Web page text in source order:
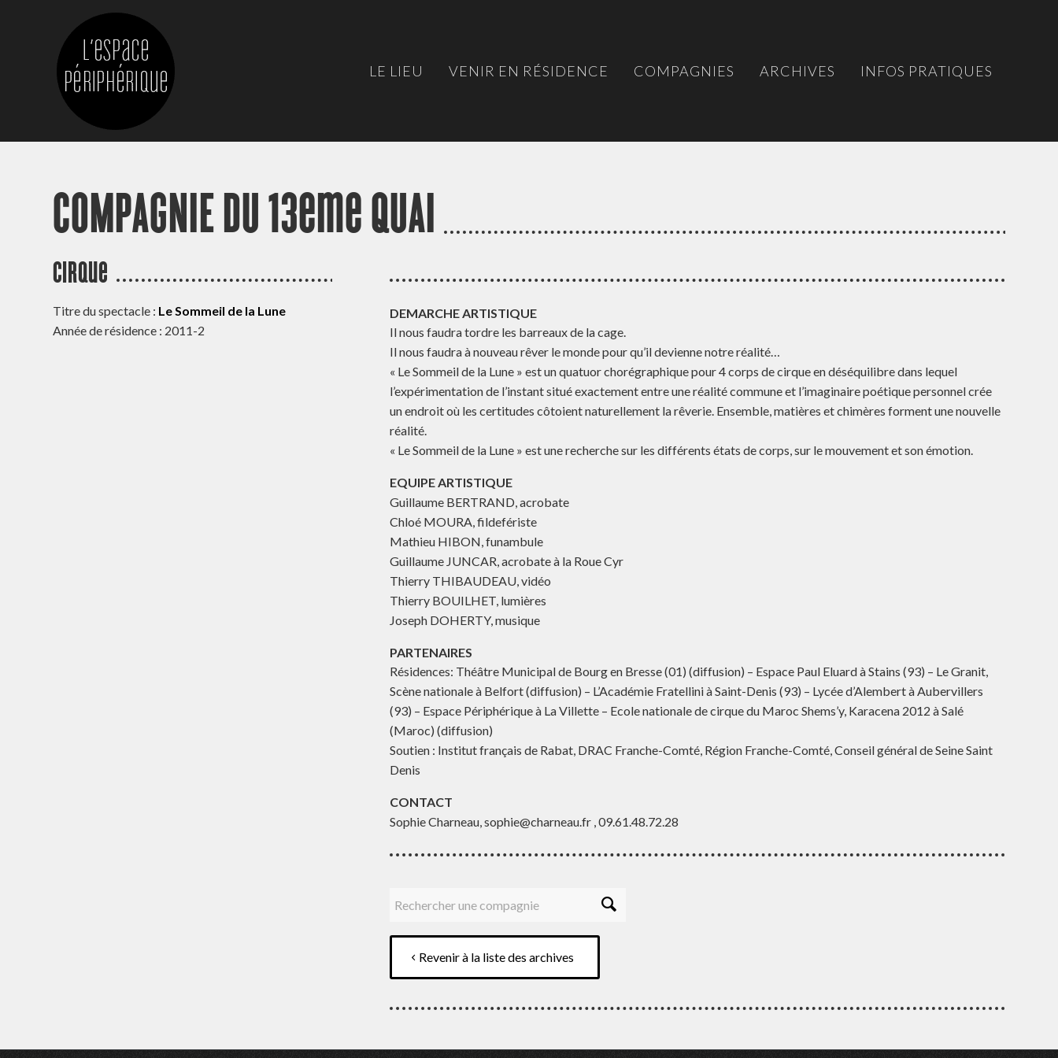
LE LIEU VENIR EN RÉSIDENCE COMPAGNIES ARCHIVES INFOS PRATIQUES
COMPAGNIE DU 13eme QUAI
Cirque
Titre du spectacle : Le Sommeil de la Lune
Année de résidence : 2011-2
DEMARCHE ARTISTIQUE
Il nous faudra tordre les barreaux de la cage.
Il nous faudra à nouveau rêver le monde pour qu’il devienne notre réalité…
« Le Sommeil de la Lune » est un quatuor chorégraphique pour 4 corps de cirque en déséquilibre dans lequel
l’expérimentation de l’instant situé exactement entre une réalité commune et l’imaginaire poétique personnel crée
un endroit où les certitudes côtoient naturellement la rêverie. Ensemble, matières et chimères forment une nouvelle
réalité.
« Le Sommeil de la Lune » est une recherche sur les différents états de corps, sur le mouvement et son émotion.
EQUIPE ARTISTIQUE
Guillaume BERTRAND, acrobate
Chloé MOURA, fildefériste
Mathieu HIBON, funambule
Guillaume JUNCAR, acrobate à la Roue Cyr
Thierry THIBAUDEAU, vidéo
Thierry BOUILHET, lumières
Joseph DOHERTY, musique
PARTENAIRES
Résidences: Théâtre Municipal de Bourg en Bresse (01) (diffusion) – Espace Paul Eluard à Stains (93) – Le Granit,
Scène nationale à Belfort (diffusion) – L’Académie Fratellini à Saint-Denis (93) – Lycée d’Alembert à Aubervillers
(93) – Espace Périphérique à La Villette – Ecole nationale de cirque du Maroc Shems’y, Karacena 2012 à Salé
(Maroc) (diffusion)
Soutien : Institut français de Rabat, DRAC Franche-Comté, Région Franche-Comté, Conseil général de Seine Saint
Denis
CONTACT
Sophie Charneau, sophie@charneau.fr , 09.61.48.72.28
Revenir à la liste des archives